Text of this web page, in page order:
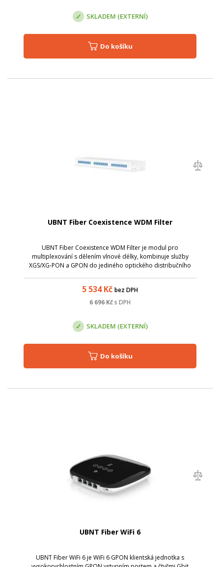
SKLADEM (EXTERNÍ)
Do košíku
UBNT Fiber Coexistence WDM Filter
UBNT Fiber Coexistence WDM Filter je modul pro
multiplexování s dělením vlnové délky, kombinuje služby
XGS/XG-PON a GPON do jediného optického distribučního
5 534Kč bez DPH
6 696 Kčs DPH
SKLADEM (EXTERNÍ)
Do košíku
UBNT Fiber WiFi 6
UBNT Fiber WiFi 6 je WiFi 6 GPON klientská jednotka s